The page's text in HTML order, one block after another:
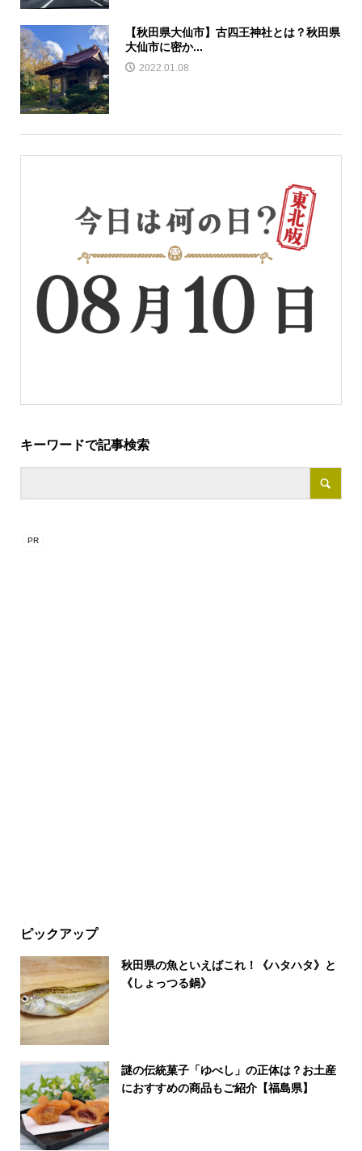
【秋田県大仙市】古四王神社とは？秋田県
大仙市に密か...
2022.01.08
キーワードで記事検索
ピックアップ
秋田県の魚といえばこれ！《ハタハタ》と
《しょっつる鍋》
謎の伝統菓子「ゆべし」の正体は？お土産
におすすめの商品もご紹介【福島県】